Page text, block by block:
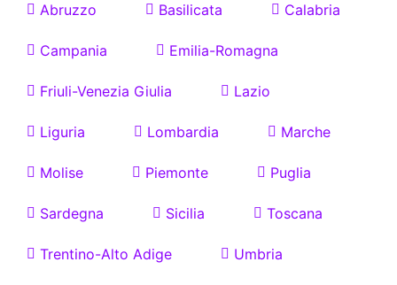
Abruzzo Basilicata Calabria
Campania Emilia-Romagna
Friuli-Venezia Giulia Lazio
Liguria Lombardia Marche
Molise Piemonte Puglia
Sardegna Sicilia Toscana
Trentino-Alto Adige Umbria